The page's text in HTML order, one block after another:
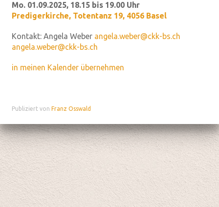
Mo. 01.09.2025, 18.15 bis 19.00 Uhr
Predigerkirche, Totentanz 19, 4056 Basel
Kontakt: Angela Weber angela.weber@ckk-bs.ch
angela.weber@ckk-bs.ch
in meinen Kalender übernehmen
Publiziert von Franz Osswald